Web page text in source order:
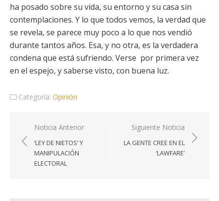
ha posado sobre su vida, su entorno y su casa sin
contemplaciones. Y lo que todos vemos, la verdad que
se revela, se parece muy poco a lo que nos vendió
durante tantos años. Esa, y no otra, es la verdadera
condena que está sufriendo. Verse por primera vez
en el espejo, y saberse visto, con buena luz.
Categoría: Opinión
Navegación
de
entradas
Noticia Anterior
‘LEY DE NIETOS’ Y
MANIPULACIÓN
ELECTORAL
Siguiente Noticia
LA GENTE CREE EN EL
‘LAWFARE’